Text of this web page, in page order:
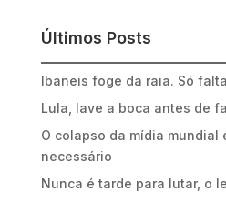
Últimos Posts
Ibaneis foge da raia. Só
Lula, lave a boca antes de
O colapso da mídia mundial
necessário
Nunca é tarde para lutar, o